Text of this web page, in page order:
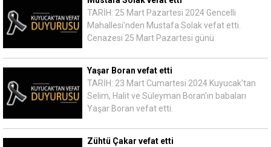
TARİH: 25 Mart Pazartesi 2024 Gencelli
Mahallesi'nden Mustafa Solak vefat etti.
Cenazesi 25 Mart Pazartesi günü
Yaşar Boran vefat etti
TARİH: 23 Mart Cumartesi 2024 Kuyucak'tan
Selim, Halit ve Süleyman Boran'ın babaları
Yaşar Boran vefat etti.
Zühtü Çakar vefat etti